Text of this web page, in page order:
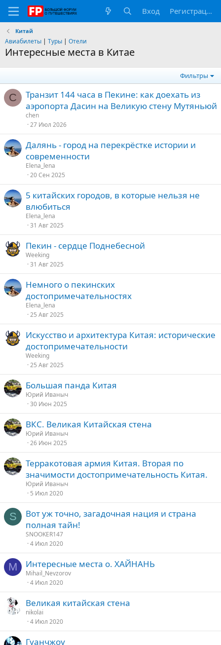
Вход Регистрация
Китай
Авиабилеты | Туры | Отели
Интересные места в Китае
Фильтры
C
Транзит 144 часа в Пекине: как доехать из
аэропорта Дасин на Великую стену Мутяньюй
chen
27 Июл 2026
Далянь - город на перекрёстке истории и
современности
Elena_lena
20 Сен 2025
5 китайских городов, в которые нельзя не
влюбиться
Elena_lena
31 Авг 2025
Пекин - сердце Поднебесной
Weeking
31 Авг 2025
Немного о пекинских
достопримечательностях
Elena_lena
25 Авг 2025
Искусство и архитектура Китая: исторические
достопримечательности
Weeking
25 Авг 2025
Большая панда Китая
Юрий Иваныч
30 Июн 2025
ВКС. Великая Китайская стена
Юрий Иваныч
26 Июн 2025
Терракотовая армия Китая. Вторая по
значимости достопримечательность Китая.
Юрий Иваныч
5 Июл 2020
S
Вот уж точно, загадочная нация и страна
полная тайн!
SNOOKER147
4 Июл 2020
M Интересные места о. ХАЙНАНЬ
Mihail_Nevzorov
4 Июл 2020
Великая китайская стена
nikolai
4 Июл 2020
Гуанчжоу